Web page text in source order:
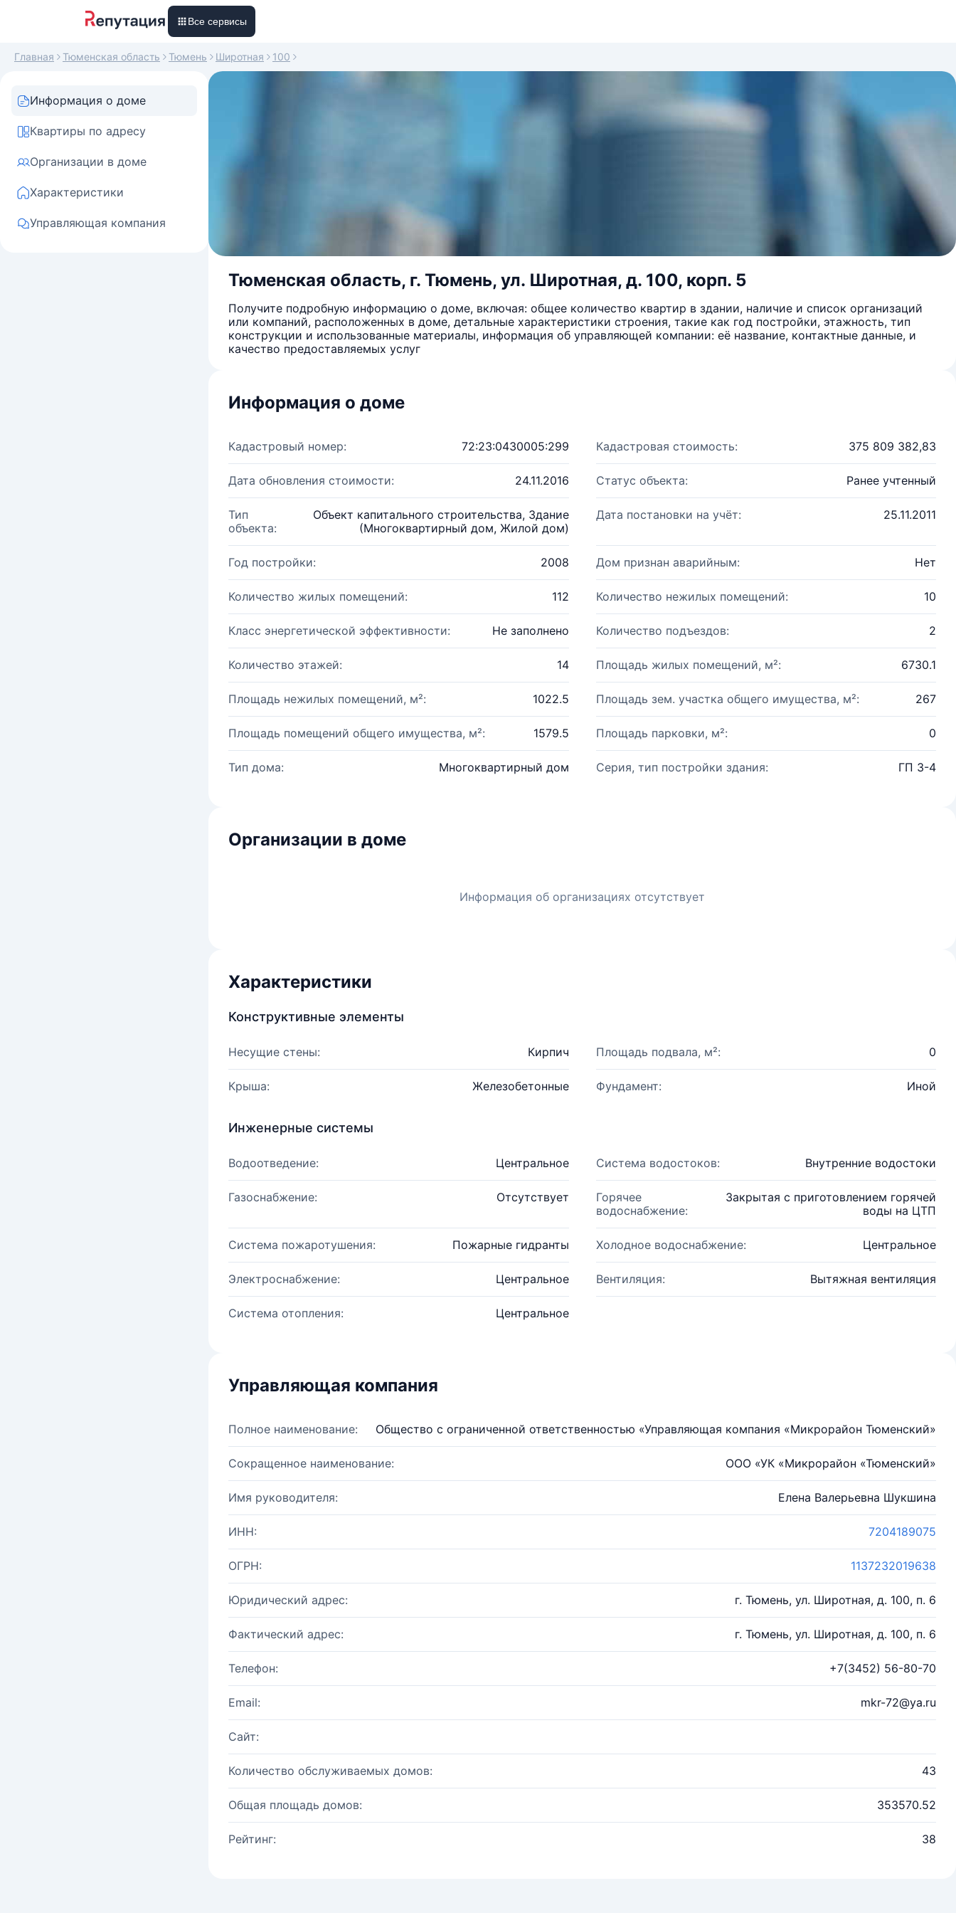
Все сервисы
Главная Тюменская область Тюмень Широтная 100
Информация о доме
Квартиры по адресу
Организации в доме
Характеристики
Управляющая компания
Тюменская область, г. Тюмень, ул. Широтная, д. 100, корп. 5
Получите подробную информацию о доме, включая: общее количество квартир в здании, наличие и список организаций
или компаний, расположенных в доме, детальные характеристики строения, такие как год постройки, этажность, тип
конструкции и использованные материалы, информация об управляющей компании: её название, контактные данные, и
качество предоставляемых услуг
Информация о доме
Кадастровый номер: 72:23:0430005:299 Кадастровая стоимость: 375 809 382,83
Дата обновления стоимости: 24.11.2016 Статус объекта: Ранее учтенный
Тип
объекта:
Объект капитального строительства, Здание
(Многоквартирный дом, Жилой дом)
Дата постановки на учёт: 25.11.2011
Год постройки: 2008 Дом признан аварийным: Нет
Количество жилых помещений: 112 Количество нежилых помещений: 10
Класс энергетической эффективности: Не заполнено Количество подъездов: 2
Количество этажей: 14 Площадь жилых помещений, м²: 6730.1
Площадь нежилых помещений, м²: 1022.5 Площадь зем. участка общего имущества, м²: 267
Площадь помещений общего имущества, м²: 1579.5 Площадь парковки, м²: 0
Тип дома: Многоквартирный дом Серия, тип постройки здания: ГП 3-4
Организации в доме
Информация об организациях отсутствует
Характеристики
Конструктивные элементы
Несущие стены: Кирпич Площадь подвала, м²: 0
Крыша: Железобетонные Фундамент: Иной
Инженерные системы
Водоотведение: Центральное Система водостоков: Внутренние водостоки
Газоснабжение: Отсутствует
Горячее
водоснабжение:
Закрытая с приготовлением горячей
воды на ЦТП
Система пожаротушения: Пожарные гидранты Холодное водоснабжение: Центральное
Электроснабжение: Центральное Вентиляция: Вытяжная вентиляция
Система отопления: Центральное
Управляющая компания
Полное наименование: Общество с ограниченной ответственностью «Управляющая компания «Микрорайон Тюменский»
Сокращенное наименование: ООО «УК «Микрорайон «Тюменский»
Имя руководителя: Елена Валерьевна Шукшина
ИНН: 7204189075
ОГРН: 1137232019638
Юридический адрес: г. Тюмень, ул. Широтная, д. 100, п. 6
Фактический адрес: г. Тюмень, ул. Широтная, д. 100, п. 6
Телефон: +7(3452) 56-80-70
Email: mkr-72@ya.ru
Сайт:
Количество обслуживаемых домов: 43
Общая площадь домов: 353570.52
Рейтинг: 38